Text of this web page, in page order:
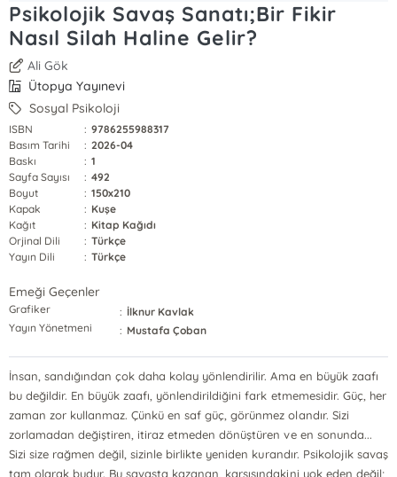
Psikolojik Savaş Sanatı;Bir Fikir
Nasıl Silah Haline Gelir?
Ali Gök
Ütopya Yayınevi
Sosyal Psikoloji
ISBN : 9786255988317
Basım Tarihi
: 2026-04
Baskı
: 1
Sayfa Sayısı
: 492
Boyut
: 150x210
Kapak
: Kuşe
Kağıt
: Kitap Kağıdı
Orjinal Dili
: Türkçe
Yayın Dili
: Türkçe
Emeği Geçenler
Grafiker : İlknur Kavlak
Yayın Yönetmeni
: Mustafa Çoban
İnsan, sandığından çok daha kolay yönlendirilir. Ama en büyük zaafı
bu değildir. En büyük zaafı, yönlendirildiğini fark etmemesidir. Güç, her
zaman zor kullanmaz. Çünkü en saf güç, görünmez olandır. Sizi
zorlamadan değiştiren, itiraz etmeden dönüştüren ve en sonunda...
Sizi size rağmen değil, sizinle birlikte yeniden kurandır. Psikolojik savaş
tam olarak budur. Bu savaşta kazanan, karşısındakini yok eden değil;